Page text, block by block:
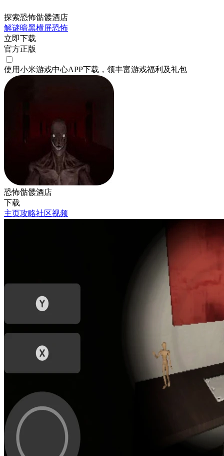
探索恐怖骷髅酒店
解谜暗黑横屏恐怖
立即下载
官方正版
使用小米游戏中心APP下载 ，领丰富游戏福利 及礼包
恐怖骷髅酒店
下载
主页攻略社区视频